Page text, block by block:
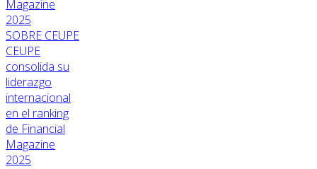
SOBRE CEUPE
CEUPE
consolida su
liderazgo
internacional
en el ranking
de Financial
Magazine
2025